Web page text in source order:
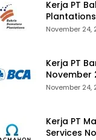
Kerja PT
2024
November 24,
Kerja PT
November
November 24,
Kerja PT
Services